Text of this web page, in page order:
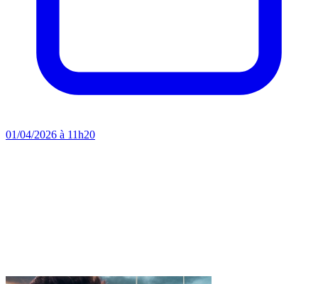
01/04/2026 à 11h20